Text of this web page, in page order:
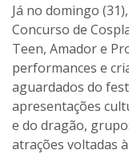
Já no domingo
Concurso de
Teen, Amador e
performances e
aguardados do
apresentações
e do dragão,
atrações voltadas